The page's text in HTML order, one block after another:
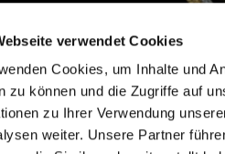
verwendet Cookies
Cookies, um Inhalte und
zu können und die Zugriffe auf
zu Ihrer Verwendung
weiter. Unsere Partner
Öffnungszeiten:
Mo. – Fr.10:00 – 13:00
Mo. – Fr.14:00 – 18:30